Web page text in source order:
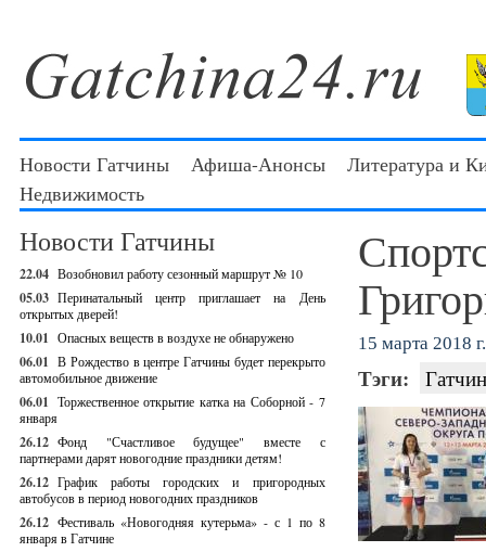
Новости Гатчины Афиша-Анонсы
Литература и
Недвижимость
Новости Гатчины
22.04 Возобновил работу сезонный маршрут № 10
05.03 Перинатальный центр приглашает на День
открытых дверей!
10.01 Опасных веществ в воздухе не обнаружено
06.01 В Рождество в центре Гатчины будет перекрыто
автомобильное движение
06.01 Торжественное открытие катка на Соборной - 7
января
26.12 Фонд "Счастливое будущее" вместе с
партнерами дарят новогодние праздники детям!
26.12 График работы городских и пригородных
автобусов в период новогодних праздников
26.12 Фестиваль «Новогодняя кутерьма» - с 1 по 8
января в Гатчине
15 марта 2018 г.
Тэги: